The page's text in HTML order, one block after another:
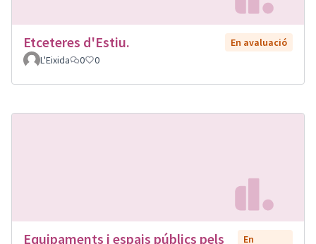
Etceteres d'Estiu.
En avaluació
L'Eixida
0 0
Equipaments i espais públics pels En